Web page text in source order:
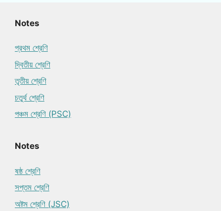
Notes
প্রথম শ্রেণি
দ্বিতীয় শ্রেণি
তৃতীয় শ্রেণি
চতুর্থ শ্রেণি
পঞ্চম শ্রেণি (PSC)
Notes
ষষ্ঠ শ্রেণি
সপ্তম শ্রেণি
অষ্টম শ্রেণি (JSC)